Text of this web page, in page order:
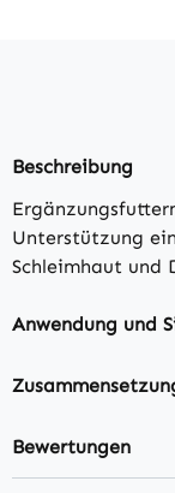
Beschreibung
Unterstützung
Schleimhaut
Anwendung und
Bewertungen